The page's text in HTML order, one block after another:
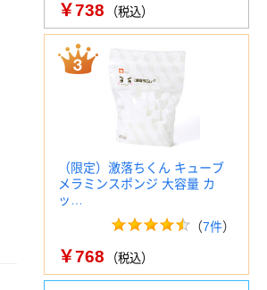
￥738 （税込）
（限定）激落ちくん キューブ
メラミンスポンジ 大容量 カ
ッ…
（7件）
￥768 （税込）